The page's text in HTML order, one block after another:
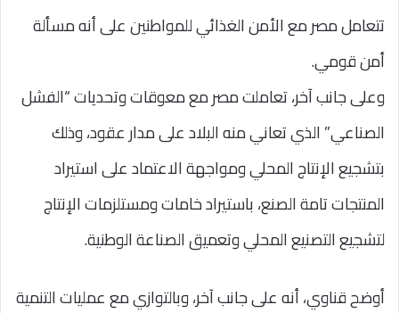
تتعامل مصر مع الأمن الغذائي للمواطنين على أنه مسألة
أمن قومي.
وعلى جانب آخر، تعاملت مصر مع معوقات وتحديات “الفشل
الصناعي” الذي تعاني منه البلاد على مدار عقود، وذلك
بتشجيع الإنتاج المحلي ومواجهة الاعتماد على استيراد
المنتجات تامة الصنع، باستيراد خامات ومستلزمات الإنتاج
لتشجيع التصنيع المحلي وتعميق الصناعة الوطنية.
أوضح قناوي، أنه على جانب آخر، وبالتوازي مع عمليات التنمية